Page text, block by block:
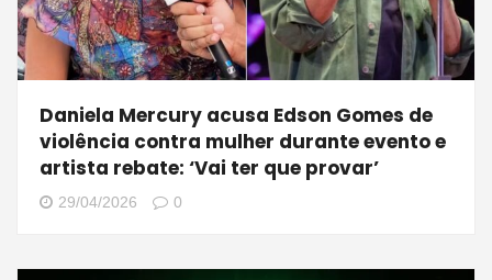
Daniela Mercury acusa Edson Gomes de
violência contra mulher durante evento e
artista rebate: ‘Vai ter que provar’
29/04/2026 0